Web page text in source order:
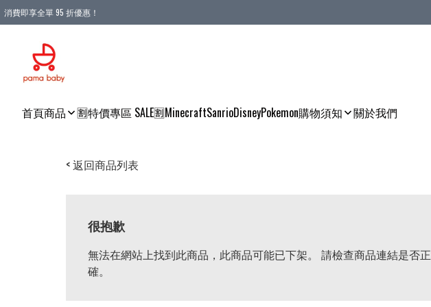
消費即享全單 95 折優惠！
首頁商品 🈹特價專區 SALE🈹MinecraftSanrioDisneyPokemon購物須知 關於我們
< 返回商品列表
很抱歉
無法在網站上找到此商品，此商品可能已下架。 請檢查商品連結是否正
確。